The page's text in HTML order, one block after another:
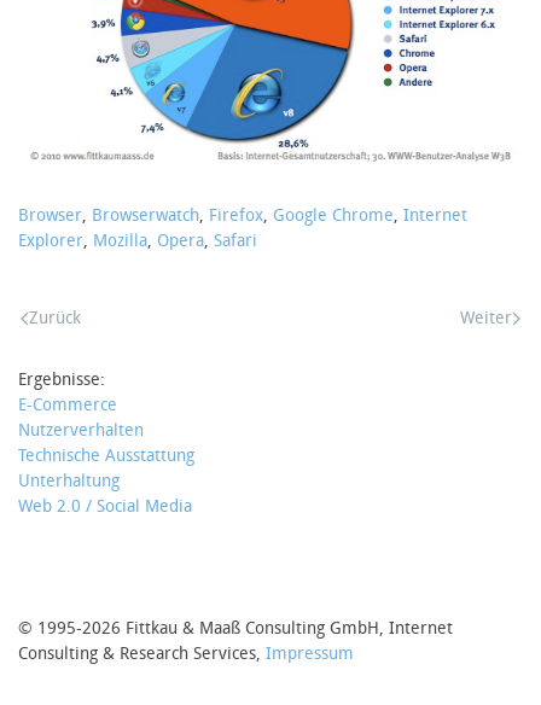
Browser, Browserwatch, Firefox, Google Chrome, Internet
Explorer, Mozilla, Opera, Safari
Zurück Weiter
Ergebnisse:
E-Commerce
Nutzerverhalten
Technische Ausstattung
Unterhaltung
Web 2.0 / Social Media
© 1995-2026 Fittkau & Maaß Consulting GmbH, Internet
Consulting & Research Services, Impressum